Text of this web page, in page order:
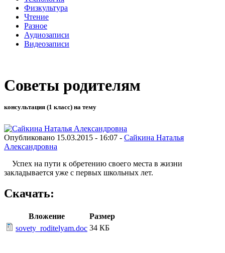
Физкультура
Чтение
Разное
Аудиозаписи
Видеозаписи
Советы родителям
консультация (1 класс) на тему
Опубликовано 15.03.2015 - 16:07 - Сайкина Наталья
Александровна
Успех на пути к обретению своего места в жизни
закладывается уже с первых школьных лет.
Скачать:
Вложение
Размер
sovety_roditelyam.doc 34 КБ